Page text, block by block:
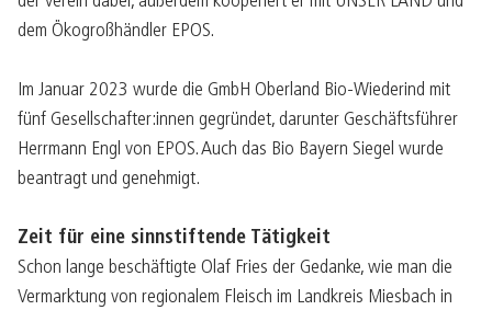
dem Ökogroßhändler EPOS.
Im Januar 2023 wurde die GmbH Oberland Bio-Wiederind mit
fünf Gesellschafter:innen gegründet, darunter Geschäftsführer
Herrmann Engl von EPOS. Auch das Bio Bayern Siegel wurde
beantragt und genehmigt.
Zeit für eine sinnstiftende Tätigkeit
Schon lange beschäftigte Olaf Fries der Gedanke, wie man die
Vermarktung von regionalem Fleisch im Landkreis Miesbach in